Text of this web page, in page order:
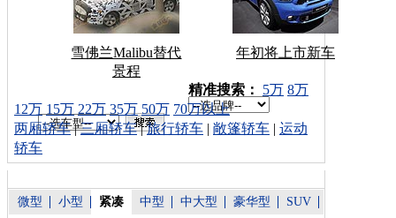
雪佛兰Malibu替代
景程
年初将上市新车
车型搜索：
精准搜索： 5万 8万
12万 15万 22万 35万 50万 70万以上
两厢轿车|三厢轿车|旅行轿车 | 敞篷轿车 | 运动
轿车
微型 小型 紧凑 中型 中大型 豪华型 SUV